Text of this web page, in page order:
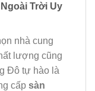
Trời Uy
nhà cung
lượng cũng
Đô tự hào là
cấp sàn